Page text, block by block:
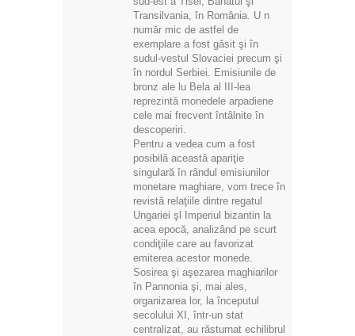
Transilvania, în România. U n
număr mic de astfel de
exemplare a fost găsit şi în
sudul-vestul Slovaciei precum şi
în nordul Serbiei. Emisiunile de
bronz ale lu Bela al III-lea
reprezintă monedele arpadiene
cele mai frecvent întâlnite în
descoperiri.
Pentru a vedea cum a fost
posibilă această apariţie
singulară în rândul emisiunilor
monetare maghiare, vom trece în
revistă relaţiile dintre regatul
Ungariei şl Imperiul bizantin la
acea epocă, analizând pe scurt
condiţiile care au favorizat
emiterea acestor monede.
Sosirea şi aşezarea maghiarilor
în Pannonia şi, mai ales,
organizarea lor, la începutul
secolului XI, într-un stat
centralizat, au răsturnat echilibrul